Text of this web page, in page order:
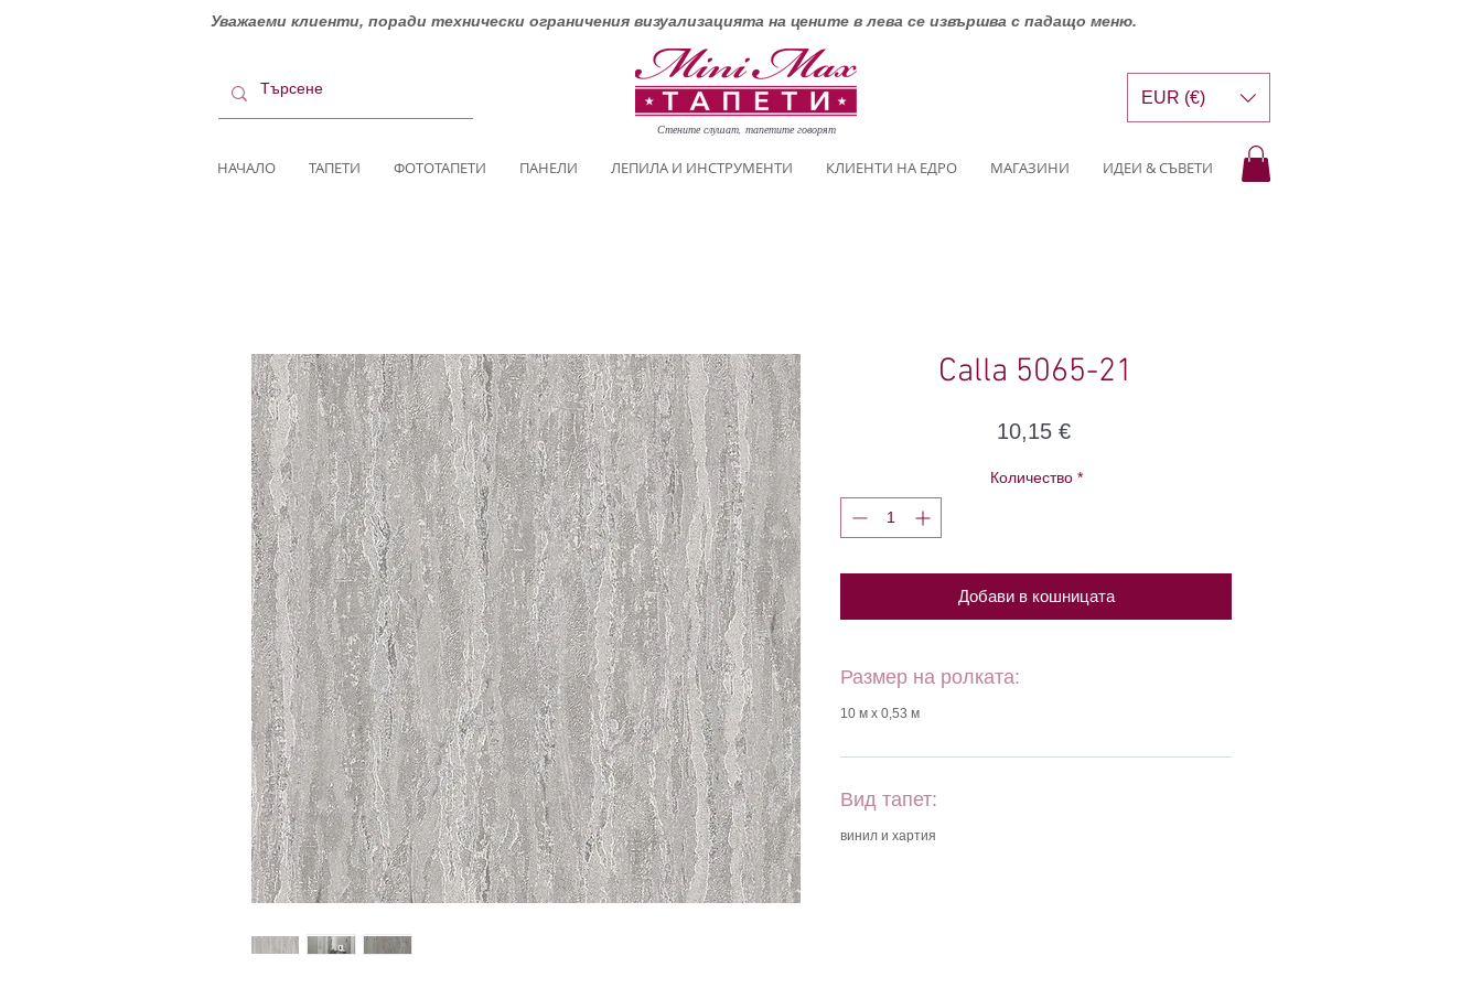
Уважаеми клиенти, поради технически ограничения визуализацията на цените в лева се извършва с падащо меню.
Стените слушат, тапетите говорят
НАЧАЛО ТАПЕТИ ФОТОТАПЕТИ ПАНЕЛИ ЛЕПИЛА И ИНСТРУМЕНТИ КЛИЕНТИ НА ЕДРО МАГАЗИНИ ИДЕИ & СЪВЕТИ
EUR (€)
Calla 5065-21
10,15 €Цена
Количество *
Добави в кошницата
Размер на ролката:
10 м х 0,53 м
Вид тапет:
винил и хартия